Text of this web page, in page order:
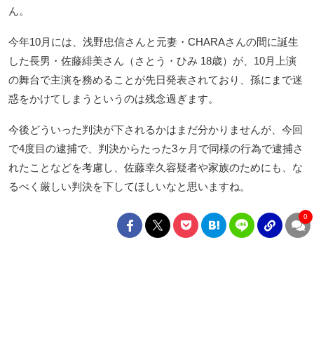
ん。
今年10月には、浅野忠信さんと元妻・CHARAさんの間に誕生
した長男・佐藤緋美さん（さとう・ひみ 18歳）が、10月上演
の舞台で主演を務めることが先日発表されており、孫にまで迷
惑をかけてしまうというのは残念過ぎます。
今後どういった判決が下されるかはまだ分かりませんが、今回
で4度目の逮捕で、判決からたった3ヶ月で同様の行為で逮捕さ
れたことなどを考慮し、佐藤幸久容疑者や家族のためにも、な
るべく厳しい判決を下してほしいなと思いますね。
0